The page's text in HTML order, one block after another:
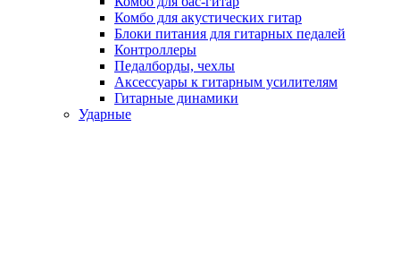
Комбо для акустических гитар
Блоки питания для гитарных педалей
Контроллеры
Педалборды, чехлы
Аксеcсуары к гитарным усилителям
Гитарные динамики
Ударные